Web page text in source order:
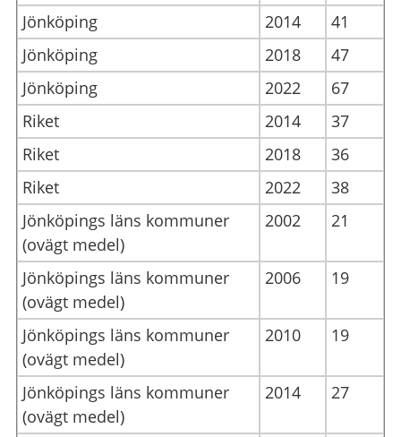
Jönköping
2014
41
Jönköping
2018
47
Jönköping
2022
67
Riket
2014
37
Riket
2018
36
Riket
2022
38
Jönköpings läns kommuner
(ovägt medel)
2002 21
Jönköpings läns kommuner
(ovägt medel)
2006 19
Jönköpings läns kommuner
(ovägt medel)
2010 19
Jönköpings läns kommuner
(ovägt medel)
2014 27